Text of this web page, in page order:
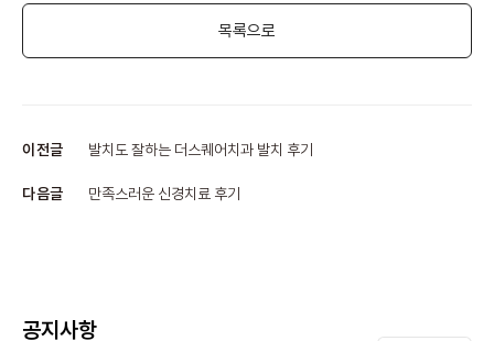
목록으로
이전글 발치도 잘하는 더스퀘어치과 발치 후기
다음글 만족스러운 신경치료 후기
공지사항